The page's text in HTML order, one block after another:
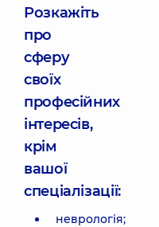
Розкажіть
про
сферу
своїх
професійних
інтересів,
крім
вашої
спеціалізації:
неврологія;